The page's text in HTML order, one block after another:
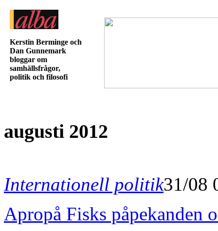
Kerstin Berminge och
Dan Gunnemark
bloggar om
samhällsfrågor,
politik och filosofi
augusti 2012
Internationell politik31/08
Apropå Fisks påpekanden